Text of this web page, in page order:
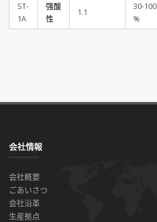
ST-
1A
强酸
性
1.1
30-100
%
会社情報
会社概要
ごあいさつ
会社沿革
生産拠点